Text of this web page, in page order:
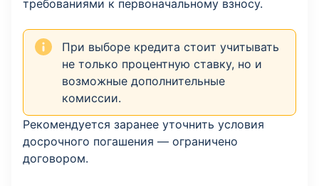
требованиями к первоначальному взносу.
При выборе кредита стоит учитывать
не только процентную ставку, но и
возможные дополнительные
комиссии.
Рекомендуется заранее уточнить условия
досрочного погашения — ограничено
договором.